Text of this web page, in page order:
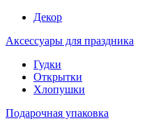
Декор
Аксессуары для праздника
Гудки
Открытки
Хлопушки
Подарочная упаковка